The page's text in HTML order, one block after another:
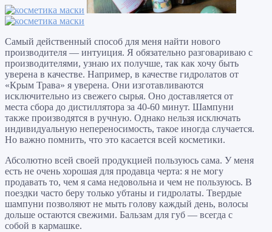
Самый действенный способ для меня найти нового
производителя — интуиция. Я обязательно разговариваю с
производителями, узнаю их получше, так как хочу быть
уверена в качестве. Например, в качестве гидролатов от
«Крым Трава» я уверена. Они изготавливаются
исключительно из свежего сырья. Оно доставляется от
места сбора до дистиллятора за 40-60 минут. Шампуни
также производятся в ручную. Однако нельзя исключать
индивидуальную непереносимость, такое иногда случается.
Но важно помнить, что это касается всей косметики.
Абсолютно всей своей продукцией пользуюсь сама. У меня
есть не очень хорошая для продавца черта: я не могу
продавать то, чем я сама недовольна и чем не пользуюсь. В
поездки часто беру только убтаны и гидролаты. Твердые
шампуни позволяют не мыть голову каждый день, волосы
дольше остаются свежими. Бальзам для губ — всегда с
собой в кармашке.